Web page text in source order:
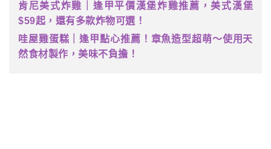
肯尼美式炸雞｜逢甲平價漢堡炸雞推薦，美式漢堡
$59起，還有多款炸物可選！
哇屋雞蛋糕｜逢甲點心推薦！章魚造型超萌～使用天
然食材製作，美味不負擔！